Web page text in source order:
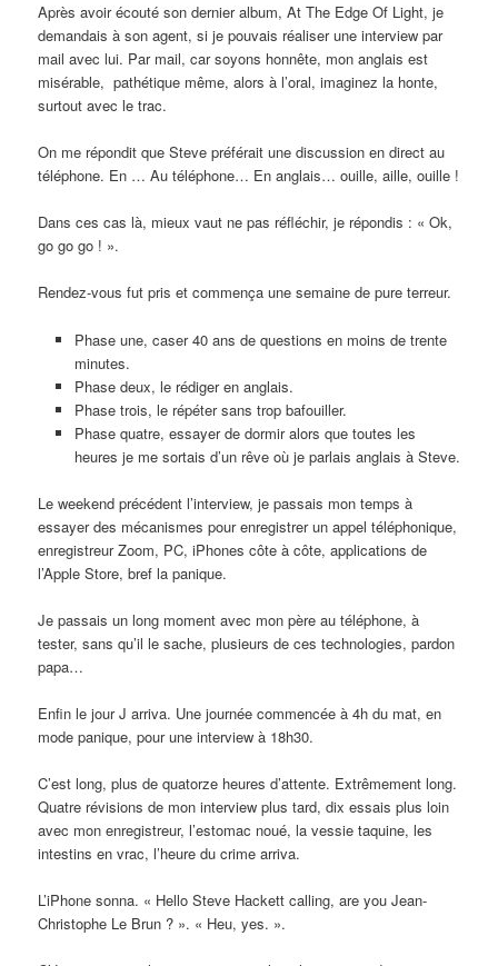
Après avoir écouté son dernier album, At The Edge Of Light, je
demandais à son agent, si je pouvais réaliser une interview par
mail avec lui. Par mail, car soyons honnête, mon anglais est
misérable, pathétique même, alors à l’oral, imaginez la honte,
surtout avec le trac.
On me répondit que Steve préférait une discussion en direct au
téléphone. En … Au téléphone… En anglais… ouille, aille, ouille !
Dans ces cas là, mieux vaut ne pas réfléchir, je répondis : « Ok,
go go go ! ».
Rendez-vous fut pris et commença une semaine de pure terreur.
Phase une, caser 40 ans de questions en moins de trente
minutes.
Phase deux, le rédiger en anglais.
Phase trois, le répéter sans trop bafouiller.
Phase quatre, essayer de dormir alors que toutes les
heures je me sortais d’un rêve où je parlais anglais à Steve.
Le weekend précédent l’interview, je passais mon temps à
essayer des mécanismes pour enregistrer un appel téléphonique,
enregistreur Zoom, PC, iPhones côte à côte, applications de
l’Apple Store, bref la panique.
Je passais un long moment avec mon père au téléphone, à
tester, sans qu’il le sache, plusieurs de ces technologies, pardon
papa…
Enfin le jour J arriva. Une journée commencée à 4h du mat, en
mode panique, pour une interview à 18h30.
C’est long, plus de quatorze heures d’attente. Extrêmement long.
Quatre révisions de mon interview plus tard, dix essais plus loin
avec mon enregistreur, l’estomac noué, la vessie taquine, les
intestins en vrac, l’heure du crime arriva.
L’iPhone sonna. « Hello Steve Hackett calling, are you Jean-
Christophe Le Brun ? ». « Heu, yes. ».